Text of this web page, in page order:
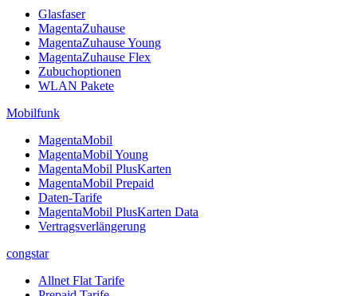
Glasfaser
MagentaZuhause
MagentaZuhause Young
MagentaZuhause Flex
Zubuchoptionen
WLAN Pakete
Mobilfunk
MagentaMobil
MagentaMobil Young
MagentaMobil PlusKarten
MagentaMobil Prepaid
Daten-Tarife
MagentaMobil PlusKarten Data
Vertragsverlängerung
congstar
Allnet Flat Tarife